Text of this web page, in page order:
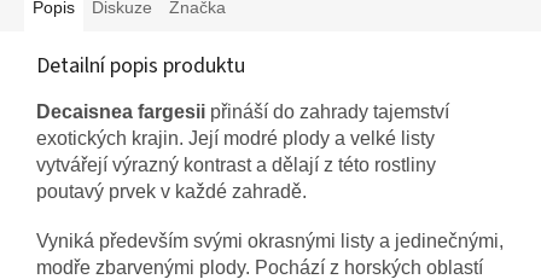
Popis Diskuze Značka
Detailní popis produktu
Decaisnea fargesii přináší do zahrady tajemství
exotických krajin. Její modré plody a velké listy
vytvářejí výrazný kontrast a dělají z této rostliny
poutavý prvek v každé zahradě.
Vyniká především svými okrasnými listy a jedinečnými,
modře zbarvenými plody. Pochází z horských oblastí